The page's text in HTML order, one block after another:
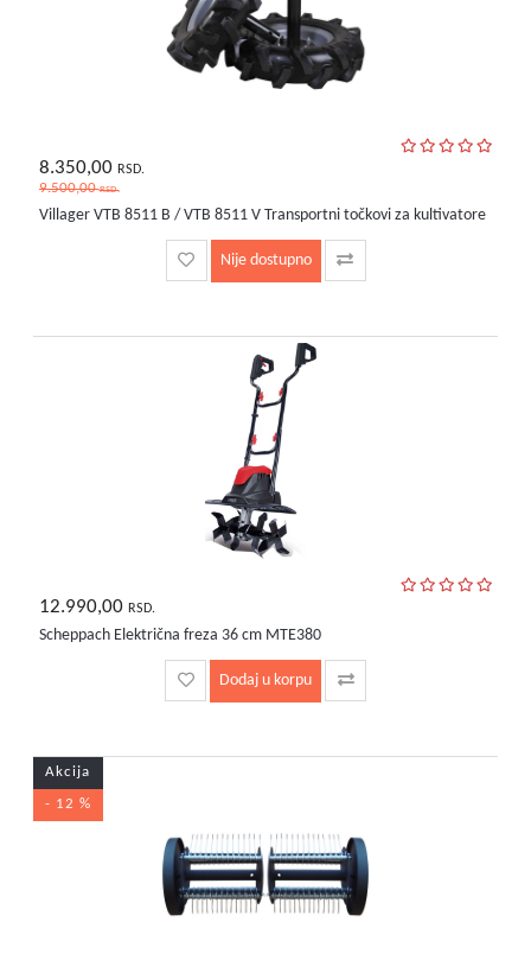
8.350,00 RSD.
9.500,00RSD.
Villager VTB 8511 B / VTB 8511 V Transportni točkovi za kultivatore
Nije dostupno
12.990,00 RSD.
Scheppach Električna freza 36 cm MTE380
Dodaj u korpu
Akcija
- 12 %